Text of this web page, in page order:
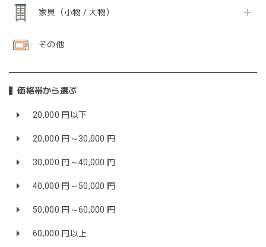
家具（小物 / 大物）
その他
価格帯から選ぶ
20,000 円以下
20,000 円～30,000 円
30,000 円～40,000 円
40,000 円～50,000 円
50,000 円～60,000 円
60,000 円以上